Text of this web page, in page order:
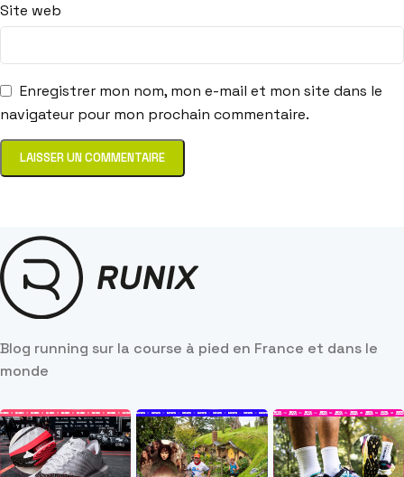
Site web
Enregistrer mon nom, mon e-mail et mon site dans le
navigateur pour mon prochain commentaire.
Blog running sur la course à pied en France et dans le
monde